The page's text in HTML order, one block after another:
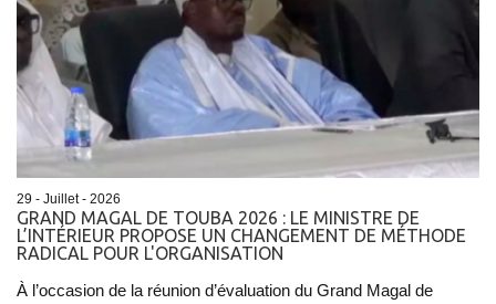
29 - Juillet - 2026
GRAND MAGAL DE TOUBA 2026 : LE MINISTRE DE
L’INTÉRIEUR PROPOSE UN CHANGEMENT DE MÉTHODE
RADICAL POUR L'ORGANISATION
À l’occasion de la réunion d’évaluation du Grand Magal de